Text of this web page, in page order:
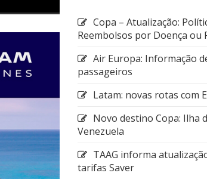
Copa – Atualização:
Reembolsos por Doença ou
Air Europa: Informação
passageiros
Latam: novas rotas com
Novo destino Copa: Ilha
Venezuela
TAAG informa
tarifas Saver